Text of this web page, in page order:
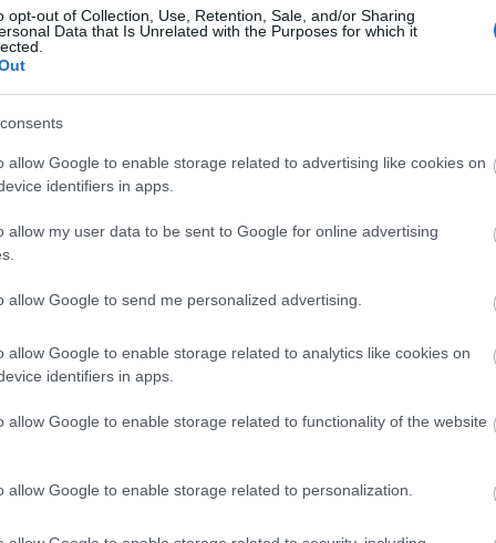
opt-out of Collection, Use, Retention, Sale, and/or Sharing
Data that Is Unrelated with the Purposes for which it
allow Google to enable storage related to advertising like cookies on
identifiers in apps.
allow my user data to be sent to Google for online advertising
allow Google to send me personalized advertising.
allow Google to enable storage related to analytics like cookies on
identifiers in apps.
allow Google to enable storage related to functionality of the website
allow Google to enable storage related to personalization.
televiziune
comedie/musical:
un serial-dramă:
Kieran Culkin
un serial – comedie/musical:
Jeremy
într-un serial-dramă:
Sarah Snook
într-un serial-comedie/musical:Ayo
lungmetraj TV:„Beef”